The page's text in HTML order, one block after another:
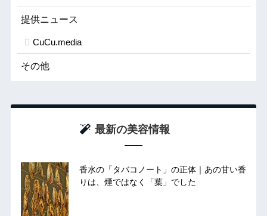
提供ニュース
CuCu.media
その他
最新の美容情報
香水の「タバコノート」の正体｜あの甘い香
りは、煙ではなく「葉」でした